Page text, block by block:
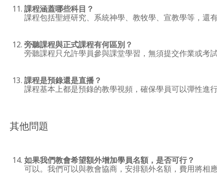
課程涵蓋哪些科目？
課程包括聖經研究、系統神學、教牧學、宣教學等，還
旁聽課程與正式課程有何區別？
旁聽課程只允許學員參與課堂學習，無須提交作業或考
課程是預錄還是直播？
課程基本上都是預錄的教學視頻，確保學員可以彈性進
其他問題
如果我們教會希望額外增加學員名額，是否可行？
可以。我們可以與教會協商，安排額外名額，費用將相